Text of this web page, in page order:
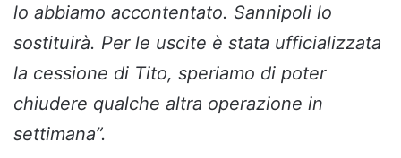
lo abbiamo accontentato. Sannipoli lo
sostituirà. Per le uscite è stata ufficializzata
la cessione di Tito, speriamo di poter
chiudere qualche altra operazione in
settimana”.